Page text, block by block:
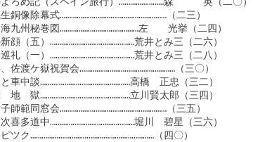
銅像除幕式…………………………………………………（二三）
九州秘巻図……………………………………左　　光挙（二四）
顔（五）………………………………………荒井とみ三（二六）
礼（一）………………………………………荒井とみ三（二八）
佐渡ケ嶽祝賀会……………………………………………（三〇）
車中談…………………………………………高橋　正忠（三二）
地　獄…………………………………………立川賢太郎（三四）
師範同窓会…………………………………………………（三五）
喜多道中………………………………………堀川　碧星（三六）
ツク…………………………………………………………（四〇）